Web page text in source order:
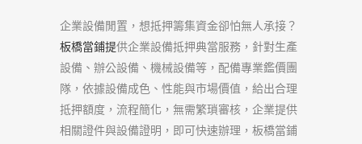
企業設備閒置，想抵押籌集資金卻怕無人承接？
板橋當鋪提供企業設備抵押典當服務，針對生產
設備、辦公設備、機械設備等，配備專業鑑價團
隊，依據設備成色、性能與市場價值，給出合理
抵押額度，流程簡化，無需繁瑣審核，企業提供
相關證件與設備證明，即可快速辦理，板橋當鋪